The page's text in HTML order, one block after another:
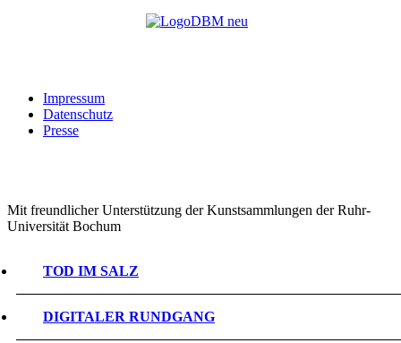
Impressum
Datenschutz
Presse
Mit freundlicher Unterstützung der Kunstsammlungen der Ruhr-
Universität Bochum
TOD IM SALZ
DIGITALER RUNDGANG